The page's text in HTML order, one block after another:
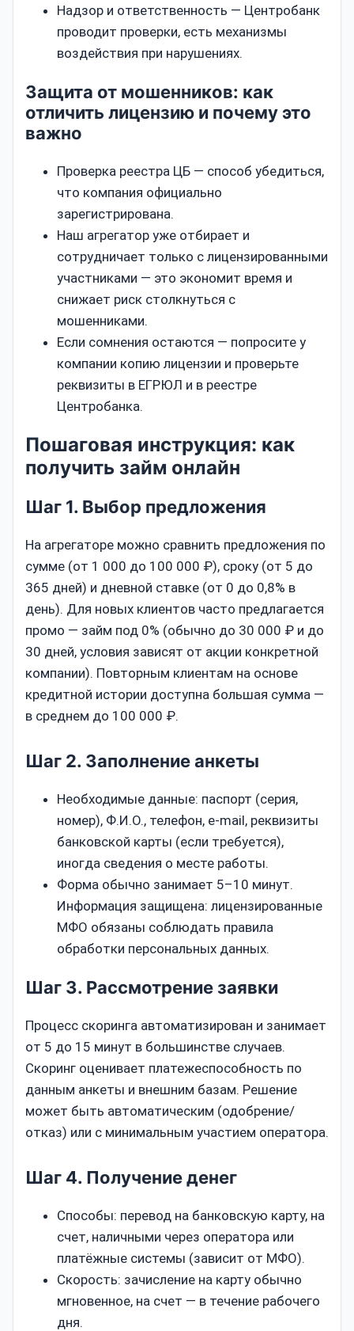
Надзор и ответственность — Центробанк
проводит проверки, есть механизмы
воздействия при нарушениях.
Защита от мошенников: как
отличить лицензию и почему это
важно
Проверка реестра ЦБ — способ убедиться,
что компания официально
зарегистрирована.
Наш агрегатор уже отбирает и
сотрудничает только с лицензированными
участниками — это экономит время и
снижает риск столкнуться с
мошенниками.
Если сомнения остаются — попросите у
компании копию лицензии и проверьте
реквизиты в ЕГРЮЛ и в реестре
Центробанка.
Пошаговая инструкция: как
получить займ онлайн
Шаг 1. Выбор предложения
На агрегаторе можно сравнить предложения по
сумме (от 1 000 до 100 000 ₽), сроку (от 5 до
365 дней) и дневной ставке (от 0 до 0,8% в
день). Для новых клиентов часто предлагается
промо — займ под 0% (обычно до 30 000 ₽ и до
30 дней, условия зависят от акции конкретной
компании). Повторным клиентам на основе
кредитной истории доступна большая сумма —
в среднем до 100 000 ₽.
Шаг 2. Заполнение анкеты
Необходимые данные: паспорт (серия,
номер), Ф.И.О., телефон, e-mail, реквизиты
банковской карты (если требуется),
иногда сведения о месте работы.
Форма обычно занимает 5–10 минут.
Информация защищена: лицензированные
МФО обязаны соблюдать правила
обработки персональных данных.
Шаг 3. Рассмотрение заявки
Процесс скоринга автоматизирован и занимает
от 5 до 15 минут в большинстве случаев.
Скоринг оценивает платежеспособность по
данным анкеты и внешним базам. Решение
может быть автоматическим (одобрение/
отказ) или с минимальным участием оператора.
Шаг 4. Получение денег
Способы: перевод на банковскую карту, на
счет, наличными через оператора или
платёжные системы (зависит от МФО).
Скорость: зачисление на карту обычно
мгновенное, на счет — в течение рабочего
дня.